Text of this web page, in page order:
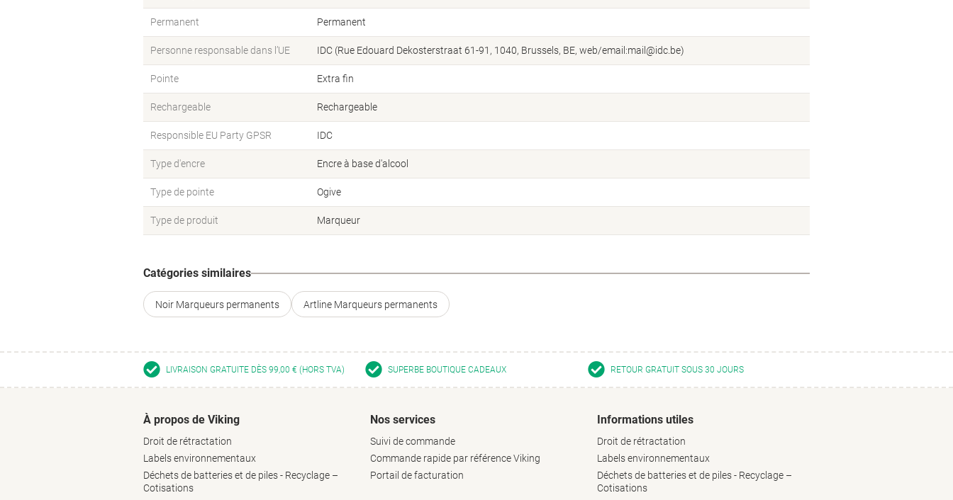
Permanent Permanent
Personne responsable dans l’UE IDC (Rue Edouard Dekosterstraat 61-91, 1040, Brussels, BE, web/email:mail@idc.be)
Pointe Extra fin
Rechargeable Rechargeable
Responsible EU Party GPSR IDC
Type d'encre Encre à base d'alcool
Type de pointe Ogive
Type de produit Marqueur
Catégories similaires
Noir Marqueurs permanents Artline Marqueurs permanents
LIVRAISON GRATUITE DÈS 99,00 € (HORS TVA) SUPERBE BOUTIQUE CADEAUX RETOUR GRATUIT SOUS 30 JOURS
À propos de Viking
Droit de rétractation
Labels environnementaux
Déchets de batteries et de piles - Recyclage –
Cotisations
Nos services
Suivi de commande
Commande rapide par référence Viking
Portail de facturation
Informations utiles
Droit de rétractation
Labels environnementaux
Déchets de batteries et de piles - Recyclage –
Cotisations